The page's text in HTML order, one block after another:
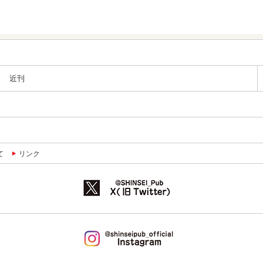
近刊
リンク